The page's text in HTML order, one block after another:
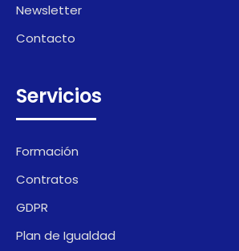
Newsletter
Contacto
Servicios
Formación
Contratos
GDPR
Plan de Igualdad